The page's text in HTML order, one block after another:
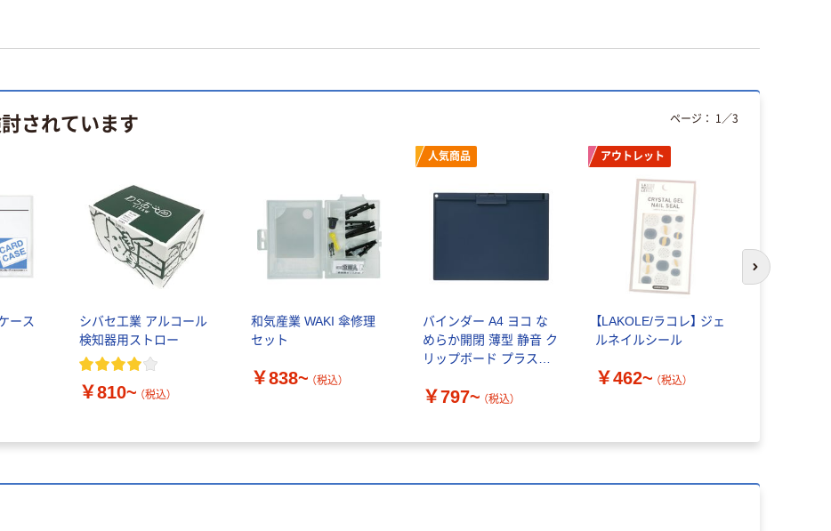
されています
ース
シバセ工業 アルコール
検知器用ストロー
￥810~ （税込）
和気産業 WAKI 傘修理
セット
￥838~ （税込）
人気商品
バインダー A4 ヨコ な
めらか開閉 薄型 静音 ク
リップボード プラスチ
￥797~ （税込）
アウトレット
【LAKOLE/ラコレ】 ジェ
ルネイルシール
￥462~ （税込）
ページ： 1 ／3
次のスライド